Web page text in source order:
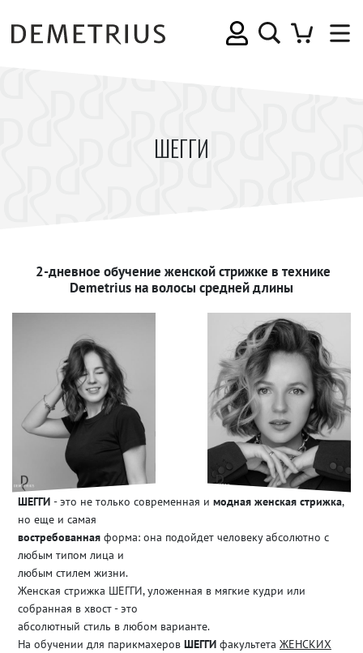
ШЕГГИ
2-дневное обучение женской стрижке в технике
Demetrius на волосы средней длины
ШЕГГИ - это не только современная и модная женская стрижка,
но еще и самая
востребованная форма: она подойдет человеку абсолютно с
любым типом лица и
любым стилем жизни.
Женская стрижка ШЕГГИ, уложенная в мягкие кудри или
собранная в хвост - это
абсолютный стиль в любом варианте.
На обучении для парикмахеров ШЕГГИ факультета ЖЕНСКИХ